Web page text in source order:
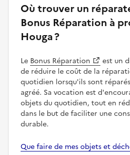
Où trouver un
Bonus Réparation à
Houga ?
Le Bonus Réparation
est un
de réduire le coût de la
quotidien lorsqu'ils sont
agréé. Sa vocation est
objets du quotidien, tout en
dans le but de faciliter une
durable.
Que faire de mes objets et